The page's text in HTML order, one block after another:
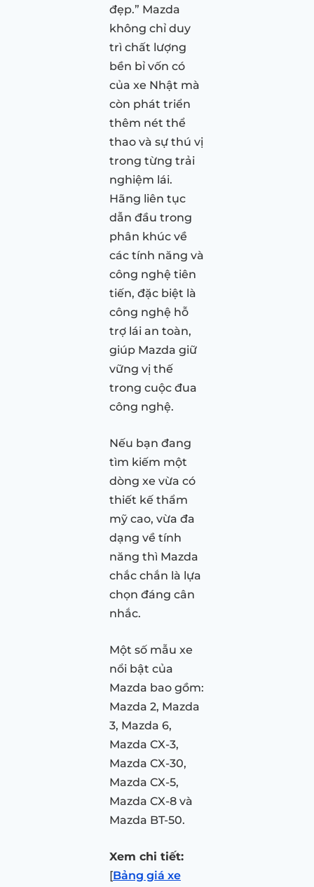
đẹp.” Mazda
không chỉ duy
trì chất lượng
bền bỉ vốn có
của xe Nhật mà
còn phát triển
thêm nét thể
thao và sự thú vị
trong từng trải
nghiệm lái.
Hãng liên tục
dẫn đầu trong
phân khúc về
các tính năng và
công nghệ tiên
tiến, đặc biệt là
công nghệ hỗ
trợ lái an toàn,
giúp Mazda giữ
vững vị thế
trong cuộc đua
công nghệ.
Nếu bạn đang
tìm kiếm một
dòng xe vừa có
thiết kế thẩm
mỹ cao, vừa đa
dạng về tính
năng thì Mazda
chắc chắn là lựa
chọn đáng cân
nhắc.
Một số mẫu xe
nổi bật của
Mazda bao gồm:
Mazda 2, Mazda
3, Mazda 6,
Mazda CX-3,
Mazda CX-30,
Mazda CX-5,
Mazda CX-8 và
Mazda BT-50.
Xem chi tiết:
[Bảng giá xe